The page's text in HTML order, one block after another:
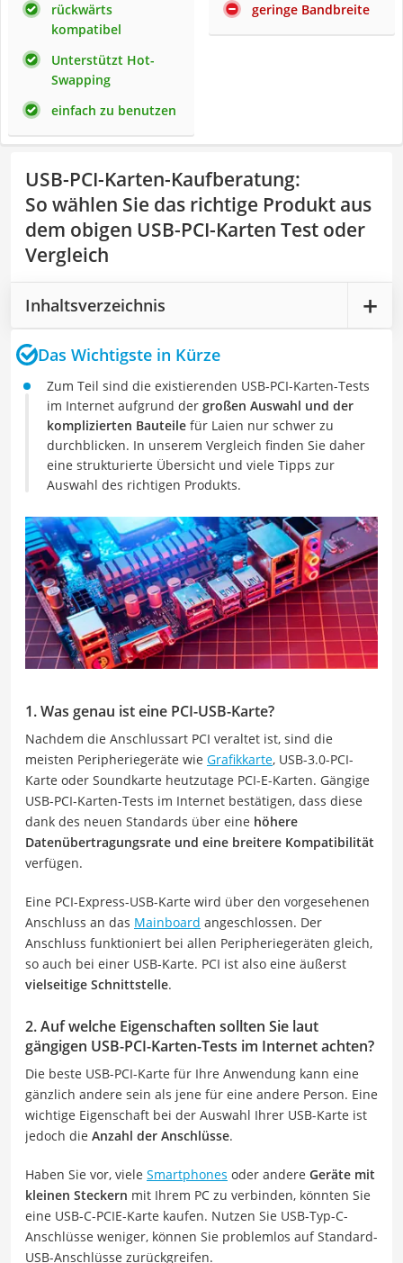
rückwärts
kompatibel
Unterstützt Hot-
Swapping
einfach zu benutzen
geringe Bandbreite
USB-PCI-Karten-Kaufberatung:
So wählen Sie das richtige Produkt aus
dem obigen USB-PCI-Karten Test oder
Vergleich
Inhaltsverzeichnis
Das Wichtigste in Kürze
Zum Teil sind die existierenden USB-PCI-Karten-Tests
im Internet aufgrund der großen Auswahl und der
komplizierten Bauteile für Laien nur schwer zu
durchblicken. In unserem Vergleich finden Sie daher
eine strukturierte Übersicht und viele Tipps zur
Auswahl des richtigen Produkts.
1. Was genau ist eine PCI-USB-Karte?
Nachdem die Anschlussart PCI veraltet ist, sind die
meisten Peripheriegeräte wie Grafikkarte, USB-3.0-PCI-
Karte oder Soundkarte heutzutage PCI-E-Karten. Gängige
USB-PCI-Karten-Tests im Internet bestätigen, dass diese
dank des neuen Standards über eine höhere
Datenübertragungsrate und eine breitere Kompatibilität
verfügen.
Eine PCI-Express-USB-Karte wird über den vorgesehenen
Anschluss an das Mainboard angeschlossen. Der
Anschluss funktioniert bei allen Peripheriegeräten gleich,
so auch bei einer USB-Karte. PCI ist also eine äußerst
vielseitige Schnittstelle.
2. Auf welche Eigenschaften sollten Sie laut
gängigen USB-PCI-Karten-Tests im Internet achten?
Die beste USB-PCI-Karte für Ihre Anwendung kann eine
gänzlich andere sein als jene für eine andere Person. Eine
wichtige Eigenschaft bei der Auswahl Ihrer USB-Karte ist
jedoch die Anzahl der Anschlüsse.
Haben Sie vor, viele Smartphones oder andere Geräte mit
kleinen Steckern mit Ihrem PC zu verbinden, könnten Sie
eine USB-C-PCIE-Karte kaufen. Nutzen Sie USB-Typ-C-
Anschlüsse weniger, können Sie problemlos auf Standard-
USB-Anschlüsse zurückgreifen.